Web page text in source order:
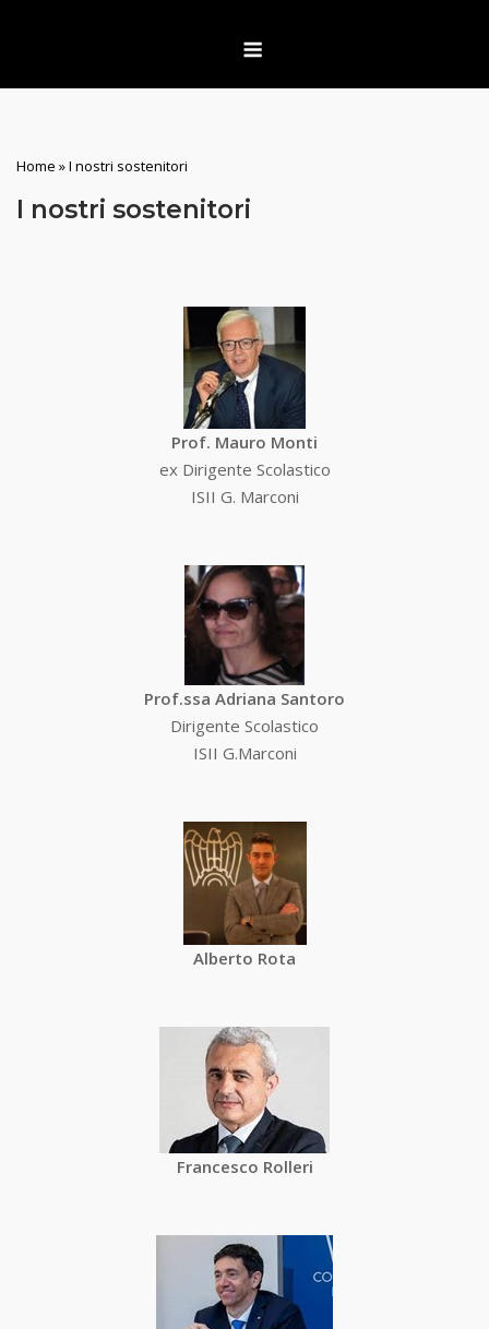
Home »I nostri sostenitori
I nostri sostenitori
Prof. Mauro Monti
ex Dirigente Scolastico
ISII G. Marconi
Prof.ssa Adriana Santoro
Dirigente Scolastico
ISII G.Marconi
Alberto Rota
Francesco Rolleri